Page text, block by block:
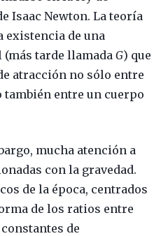
Isaac Newton. La teoría
existencia de una
tarde llamada G) que
atracción no sólo entre
también entre un cuerpo
mucha atención a
con la gravedad.
de la época, centrados
de los ratios entre
de